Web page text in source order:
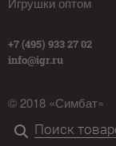
+7 (495) 933 27 02
info@igr.ru
© 2018 «Симбат»